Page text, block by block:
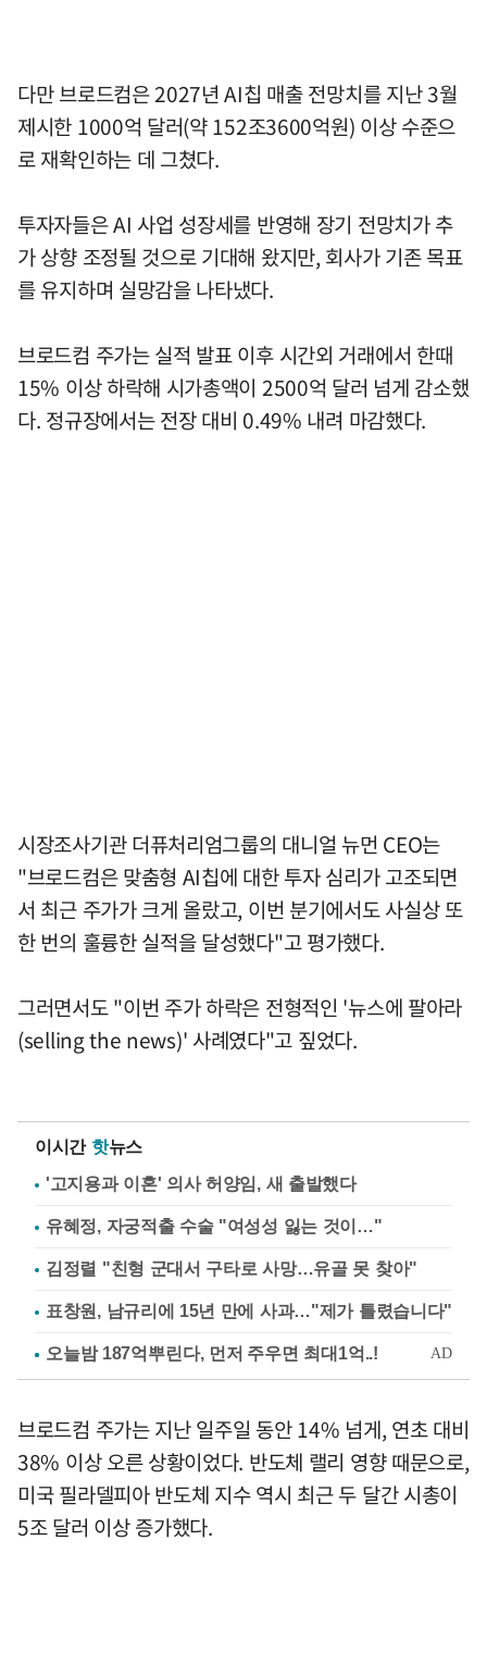
다만 브로드컴은 2027년 AI칩 매출 전망치를 지난 3월
제시한 1000억 달러(약 152조3600억원) 이상 수준으
로 재확인하는 데 그쳤다.
투자자들은 AI 사업 성장세를 반영해 장기 전망치가 추
가 상향 조정될 것으로 기대해 왔지만, 회사가 기존 목표
를 유지하며 실망감을 나타냈다.
브로드컴 주가는 실적 발표 이후 시간외 거래에서 한때
15% 이상 하락해 시가총액이 2500억 달러 넘게 감소했
다. 정규장에서는 전장 대비 0.49% 내려 마감했다.
시장조사기관 더퓨처리엄그룹의 대니얼 뉴먼 CEO는
"브로드컴은 맞춤형 AI칩에 대한 투자 심리가 고조되면
서 최근 주가가 크게 올랐고, 이번 분기에서도 사실상 또
한 번의 훌륭한 실적을 달성했다"고 평가했다.
그러면서도 "이번 주가 하락은 전형적인 '뉴스에 팔아라
(selling the news)' 사례였다"고 짚었다.
이시간 핫뉴스
'고지용과 이혼' 의사 허양임, 새 출발했다
유혜정, 자궁적출 수술 "여성성 잃는 것이…"
김정렬 "친형 군대서 구타로 사망…유골 못 찾아"
표창원, 남규리에 15년 만에 사과…"제가 틀렸습니다"
브로드컴 주가는 지난 일주일 동안 14% 넘게, 연초 대비
38% 이상 오른 상황이었다. 반도체 랠리 영향 때문으로,
미국 필라델피아 반도체 지수 역시 최근 두 달간 시총이
5조 달러 이상 증가했다.